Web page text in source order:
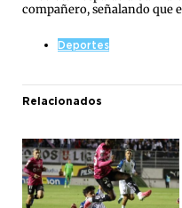
compañero, señalando que
Deportes
Relacionados